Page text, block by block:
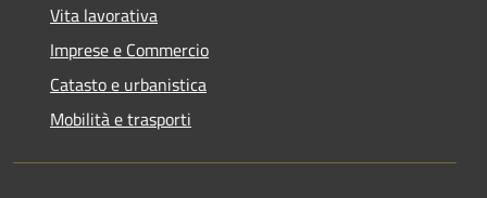
Vita lavorativa
Imprese e Commercio
Catasto e urbanistica
Mobilità e trasporti